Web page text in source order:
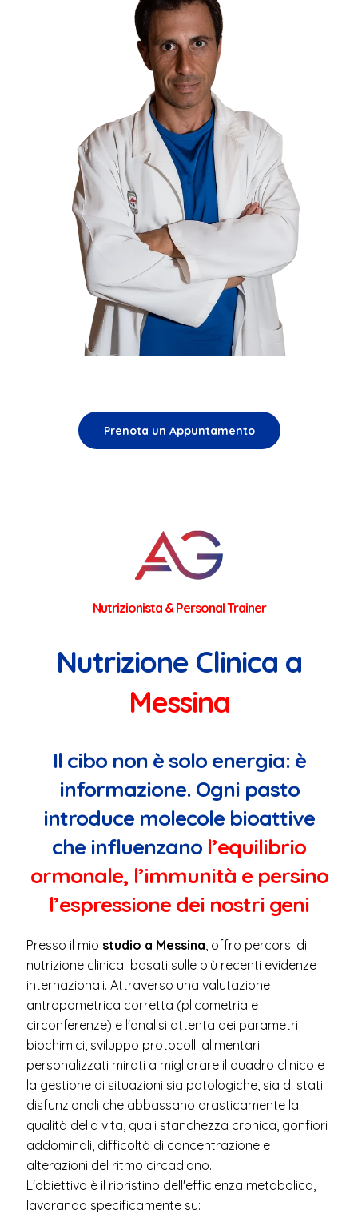
Prenota un Appuntamento
Nutrizionista & Personal Trainer
Nutrizione Clinica a
Messina
Il cibo non è solo energia: è
informazione. Ogni pasto
introduce molecole bioattive
che influenzano l’equilibrio
ormonale, l’immunità e persino
l’espressione dei nostri geni
Presso il mio studio a Messina , offro percorsi di
nutrizione clinica basati sulle più recenti evidenze
internazionali. Attraverso una valutazione
antropometrica corretta (plicometria e
circonferenze) e l'analisi attenta dei parametri
biochimici, sviluppo protocolli alimentari
personalizzati mirati a migliorare il quadro clinico e
la gestione di situazioni sia patologiche, sia di stati
disfunzionali che abbassano drasticamente la
qualità della vita, quali stanchezza cronica, gonfiori
addominali, difficoltà di concentrazione e
alterazioni del ritmo circadiano.
L'obiettivo è il ripristino dell'efficienza metabolica,
lavorando specificamente su: